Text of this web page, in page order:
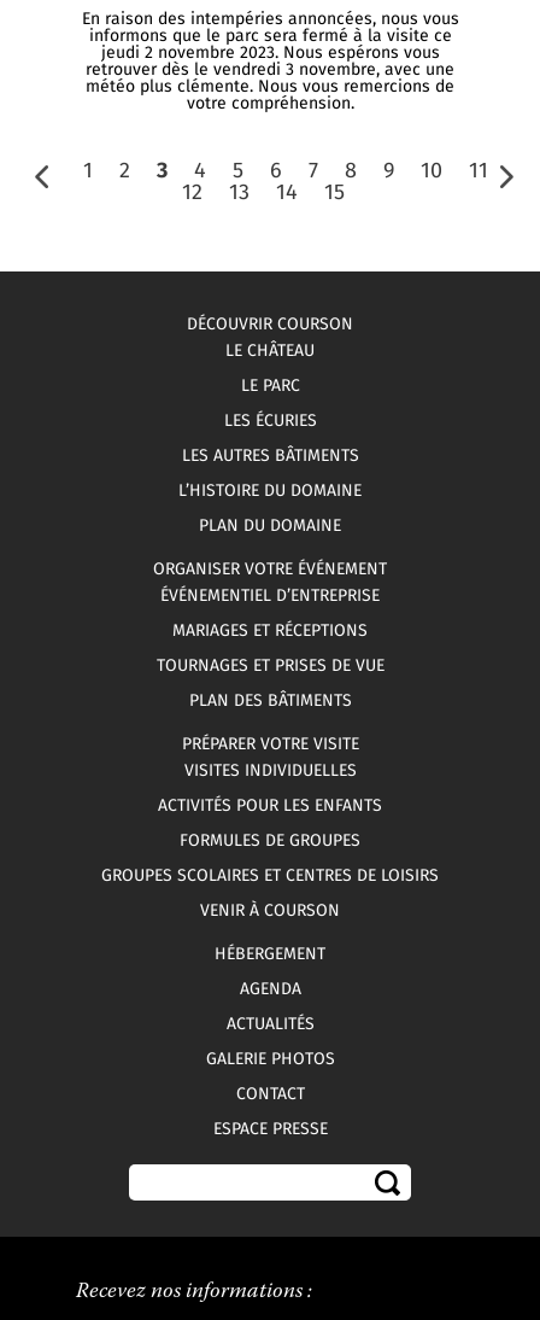
En raison des intempéries annoncées, nous vous
informons que le parc sera fermé à la visite ce
jeudi 2 novembre 2023. Nous espérons vous
retrouver dès le vendredi 3 novembre, avec une
météo plus clémente. Nous vous remercions de
votre compréhension.
1 2 3 4 5 6 7 8 9 10
11
12
13 14 15
DÉCOUVRIR COURSON
LE CHÂTEAU
LE PARC
LES ÉCURIES
LES AUTRES BÂTIMENTS
L’HISTOIRE DU DOMAINE
PLAN DU DOMAINE
ORGANISER VOTRE ÉVÉNEMENT
ÉVÉNEMENTIEL D’ENTREPRISE
MARIAGES ET RÉCEPTIONS
TOURNAGES ET PRISES DE VUE
PLAN DES BÂTIMENTS
PRÉPARER VOTRE VISITE
VISITES INDIVIDUELLES
ACTIVITÉS POUR LES ENFANTS
FORMULES DE GROUPES
GROUPES SCOLAIRES ET CENTRES DE LOISIRS
VENIR À COURSON
HÉBERGEMENT
AGENDA
ACTUALITÉS
GALERIE PHOTOS
CONTACT
ESPACE PRESSE
Recevez nos informations :